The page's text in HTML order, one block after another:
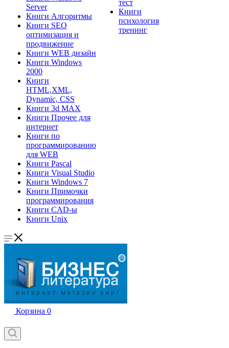
Server
Книги Алгоритмы
Книги SEO
оптимизация и
продвижение
Книги WEB дизайн
Книги Windows
2000
Книги
HTML,XML,
Dynamic, CSS
Книги 3d MAX
Книги Прочее для
интернет
Книги по
программированию
для WEB
Книги Pascal
Книги Visual Studio
Книги Windows 7
Книги Примочки
программирования
Книги CAD-ы
Книги Unix
тест
Книги
психология
тренинг
Корзина 0